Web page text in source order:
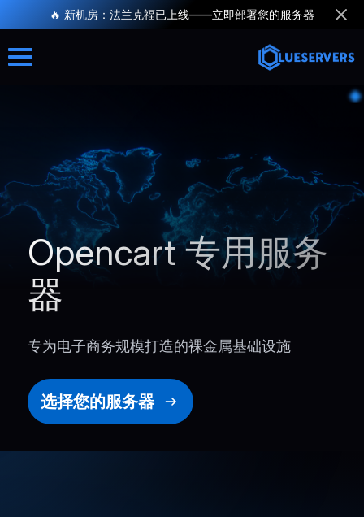
🔥 新机房：法兰克福已上线——立即部署您的服务器
Opencart 专用服务
器
专为电子商务规模打造的裸金属基础设施
选择您的服务器